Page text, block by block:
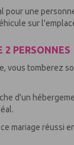
pour une
sur
2 PERSONNES
vous tomberez
d'un
mariage réussi